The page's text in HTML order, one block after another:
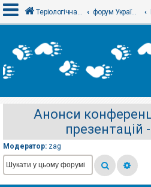
х
і
с
р
а
ц
і
Теріологічна школа форум Українського теріологічного товариства
Анонси
презентацій
Модератор: zag